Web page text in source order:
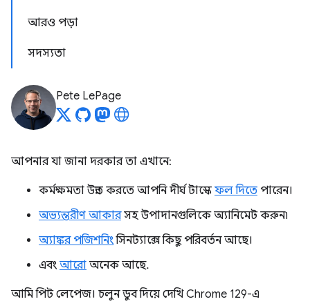
আরও পড়া
সদস্যতা
Pete LePage
আপনার যা জানা দরকার তা এখানে:
কর্মক্ষমতা উন্নত করতে আপনি দীর্ঘ টাস্কে ফল দিতে পারেন।
অভ্যন্তরীণ আকারসহ উপাদানগুলিকে অ্যানিমেট করুন৷
অ্যাঙ্কর পজিশনিংসিনট্যাক্সে কিছু পরিবর্তন আছে।
এবং আরো অনেক আছে.
আমি পিট লেপেজ। চলুন ডুব দিয়ে দেখি Chrome 129-এ